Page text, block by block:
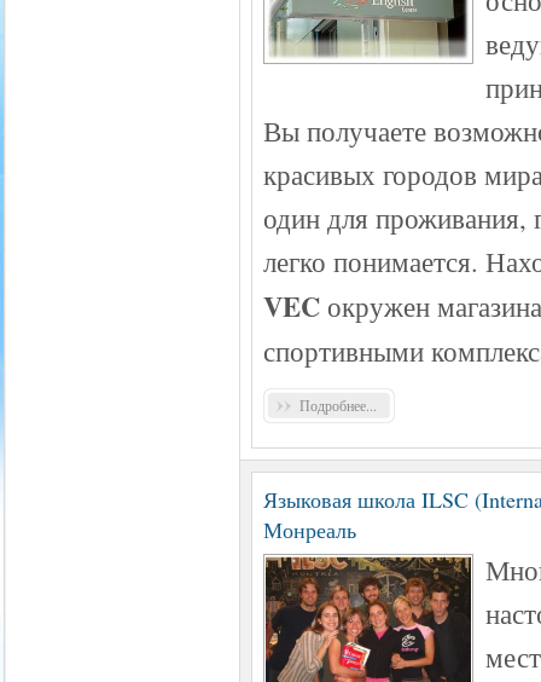
Вы получаете
красивых городов
один для проживания,
легко понимается.
VEC окружен
спортивными
Подробнее...
Языковая школа ILSC
Монреаль